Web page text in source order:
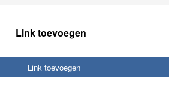
Link toevoegen
Link toevoegen